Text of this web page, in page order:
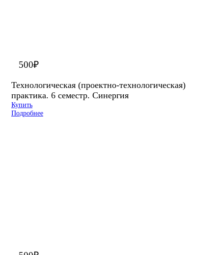
500₽
Технологическая (проектно-технологическая)
практика. 6 семестр. Синергия
Купить
Подробнее